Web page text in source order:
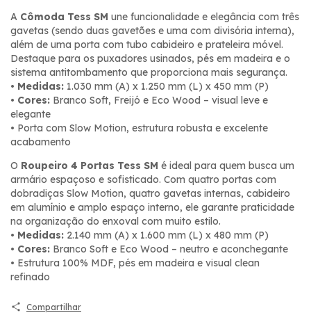
A Cômoda Tess SM une funcionalidade e elegância com três
gavetas (sendo duas gavetões e uma com divisória interna),
além de uma porta com tubo cabideiro e prateleira móvel.
Destaque para os puxadores usinados, pés em madeira e o
sistema antitombamento que proporciona mais segurança.
• Medidas: 1.030 mm (A) x 1.250 mm (L) x 450 mm (P)
• Cores: Branco Soft, Freijó e Eco Wood – visual leve e
elegante
• Porta com Slow Motion, estrutura robusta e excelente
acabamento
O Roupeiro 4 Portas Tess SM é ideal para quem busca um
armário espaçoso e sofisticado. Com quatro portas com
dobradiças Slow Motion, quatro gavetas internas, cabideiro
em alumínio e amplo espaço interno, ele garante praticidade
na organização do enxoval com muito estilo.
• Medidas: 2.140 mm (A) x 1.600 mm (L) x 480 mm (P)
• Cores: Branco Soft e Eco Wood – neutro e aconchegante
• Estrutura 100% MDF, pés em madeira e visual clean
refinado
Compartilhar